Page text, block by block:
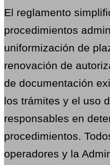
El reglamento
procedimientos
uniformización de
renovación de
de documentación
los trámites y el uso
responsables en
procedimientos.
operadores y la